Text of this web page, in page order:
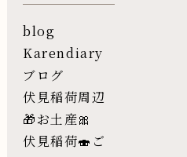
blog
Karendiary
ブログ
伏見稲荷周辺
🎁お土産🎀
伏見稲荷🍣ご